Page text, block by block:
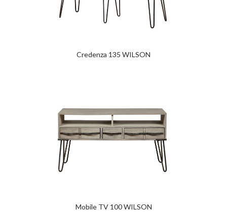
Credenza 135 WILSON
Mobile TV 100 WILSON